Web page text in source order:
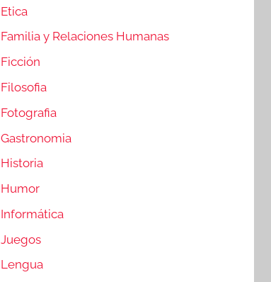
Etica
Familia y Relaciones Humanas
Ficción
Filosofia
Fotografia
Gastronomia
Historia
Humor
Informática
Juegos
Lengua